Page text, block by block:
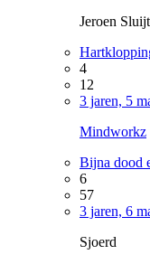
Jeroen
4
12
3 jaren, 5
Mindworkz
Bijna dood
6
57
3 jaren, 6
Sjoerd